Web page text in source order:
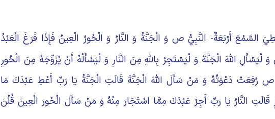
السَّمْعَ أَرْبَعَةٌ- النَّبِيُّ ص وَ الْجَنَّةُ وَ النَّارُ وَ الْحُورُ الْعِينُ فَإِذَا فَرَغَ الْعَبْدُ
اللَّهَ الْجَنَّةَ وَ لْيَسْتَجِرْ بِاللَّهِ مِنَ النَّارِ وَ لْيَسْأَلْهُ أَنْ يُزَوِّجَهُ مِنَ الْحُورِ
رُفِعَتْ دَعْوَتُهُ وَ مَنْ سَأَلَ اللَّهَ الْجَنَّةَ قَالَتِ الْجَنَّةُ يَا رَبِّ أَعْطِ عَبْدَكَ مَا
قَالَتِ النَّارُ يَا رَبِّ أَجِرْ عَبْدَكَ مِمَّا اسْتَجَارَ مِنْهُ وَ مَنْ سَأَلَ الْحُورَ الْعِينَ قُلْنَ